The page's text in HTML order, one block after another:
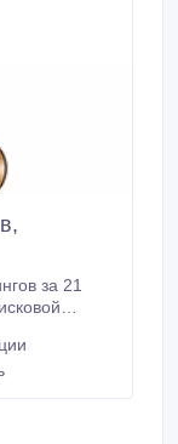
https://www.site-maker.net/.